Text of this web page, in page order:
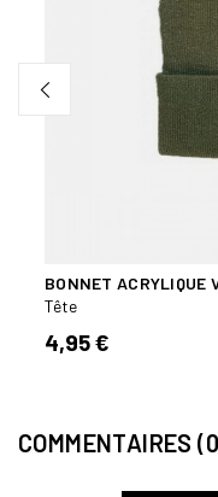
BONNET ACRYLIQUE
Tête
4,95 €
COMMENTAIRES